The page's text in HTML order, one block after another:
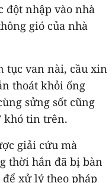
đột nhập vào nhà
gió của nhà
tục van nài, cầu xin
thoát khỏi ống
sửng sốt cũng
khó tin trên.
giải cứu mà
thời hắn đã bị bàn
xử lý theo pháp